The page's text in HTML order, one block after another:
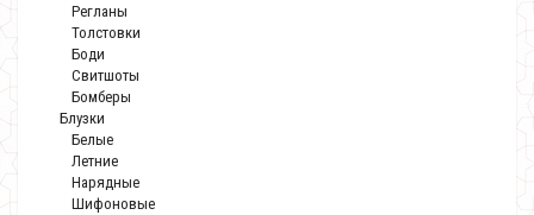
Регланы
Толстовки
Боди
Свитшоты
Бомберы
Блузки
Белые
Летние
Нарядные
Шифоновые